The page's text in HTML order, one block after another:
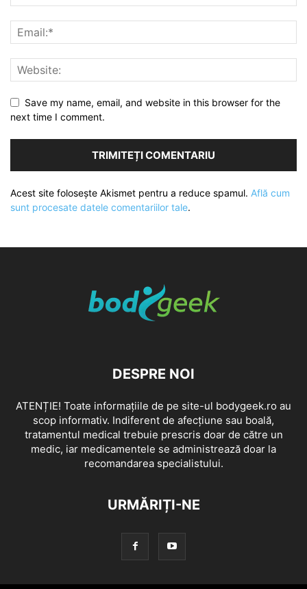
Save my name, email, and website in this browser for the
next time I comment.
Acest site folosește Akismet pentru a reduce spamul. Află cum
sunt procesate datele comentariilor tale.
DESPRE NOI
ATENȚIE! Toate informațiile de pe site-ul bodygeek.ro au
scop informativ. Indiferent de afecțiune sau boală,
tratamentul medical trebuie prescris doar de către un
medic, iar medicamentele se administrează doar la
recomandarea specialistului.
URMĂRIȚI-NE